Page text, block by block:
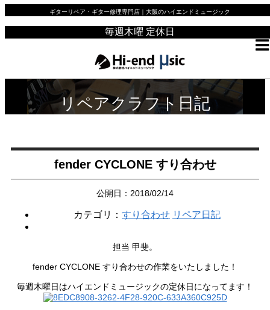
ギターリペア・ギター修理専門店｜大阪のハイエンドミュージック
毎週木曜 定休日
リペアクラフト日記
fender CYCLONE すり合わせ
公開日：2018/02/14
カテゴリ： すり合わせ リペア日記
担当 甲斐。
fender CYCLONE すり合わせの作業をいたしました！
毎週木曜日はハイエンドミュージックの定休日になってます！